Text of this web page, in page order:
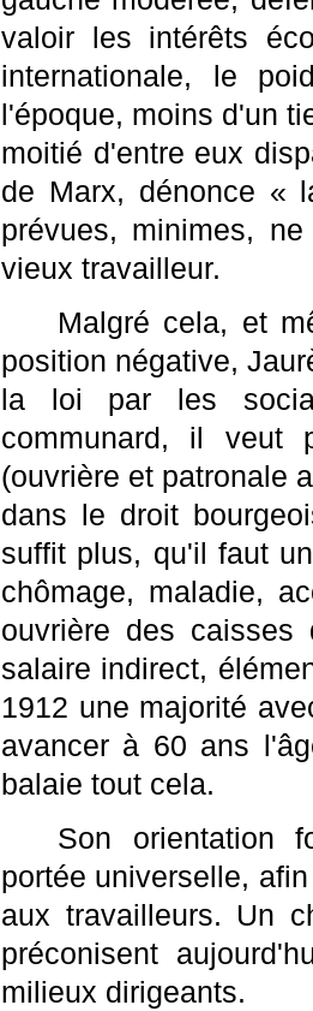
valoir les intérêts
internationale, le
l'époque, moins d'un
moitié d'entre eux
de Marx, dénonce «
prévues, minimes,
vieux travailleur.
Malgré cela, et
position négative,
la loi par les
communard, il veut
(ouvrière et patronale
dans le droit
suffit plus, qu'il faut
chômage, maladie,
ouvrière des caisses
salaire indirect,
1912 une majorité
avancer à 60 ans
balaie tout cela.
Son orientation
portée universelle,
aux travailleurs. Un
préconisent
milieux dirigeants.